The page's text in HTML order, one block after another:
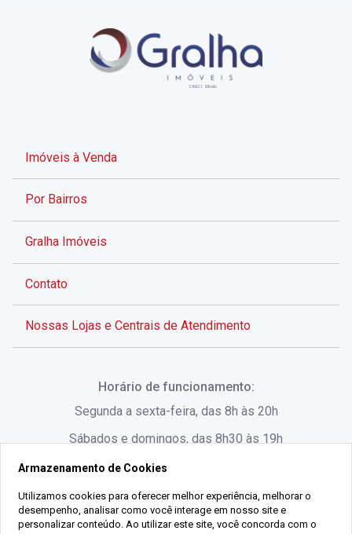
Imóveis à Venda
Por Bairros
Gralha Imóveis
Contato
Nossas Lojas e Centrais de Atendimento
Rua Lauro Linhares, 1080 - Trindade, Florianópolis -
SC
(48) 3220-1045
Horário de funcionamento:
Segunda a sexta-feira, das 8h às 20h
Sábados e domingos, das 8h30 às 19h
Armazenamento de Cookies
Utilizamos cookies para oferecer melhor experiência, melhorar o
desempenho, analisar como você interage em nosso site e
personalizar conteúdo. Ao utilizar este site, você concorda com o